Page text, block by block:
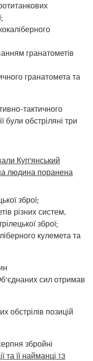
гранатометів
гранатомета та
тактичного
були обстріляні три
Куп'янський
людина поранена
зброї;
різних систем,
зброї;
кулемета та
сил отримав
обстрілів позицій
збройні
її найманці 13